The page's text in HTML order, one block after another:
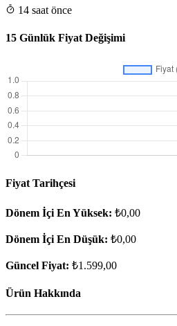
14 saat önce
15 Günlük Fiyat Değişimi
Fiyat Tarihçesi
Dönem İçi En Yüksek: ₺0,00
Dönem İçi En Düşük: ₺0,00
Güncel Fiyat: ₺1.599,00
Ürün Hakkında